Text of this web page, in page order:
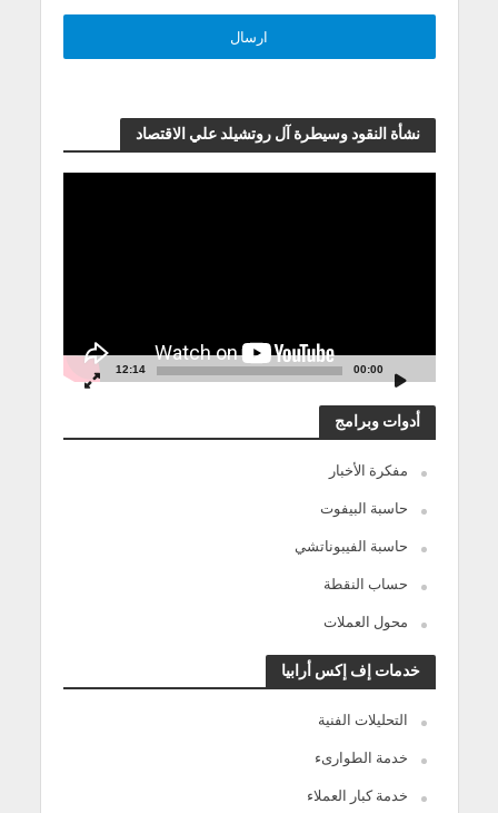
نشأة النقود وسيطرة آل روتشيلد علي الاقتصاد
00:00
12:14
أدوات وبرامج
مفكرة الأخبار
حاسبة البيفوت
حاسبة الفيبوناتشي
حساب النقطة
محول العملات
خدمات إف إكس أرابيا
التحليلات الفنية
خدمة الطوارىء
خدمة كبار العملاء